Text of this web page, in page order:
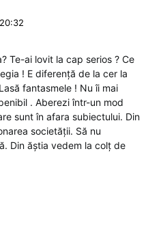
Te-ai lovit la cap serios ? Ce
! E diferență de la cer la
fantasmele ! Nu îi mai
. Aberezi într-un mod
sunt în afara subiectului. Din
societății. Să nu
Din ăștia vedem la colț de